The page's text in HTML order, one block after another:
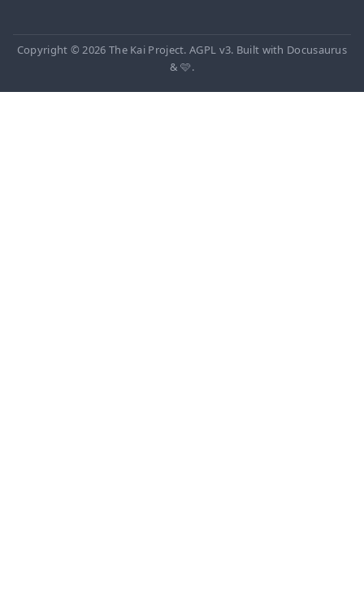
Copyright © 2026 The Kai Project. AGPL v3. Built with Docusaurus
& 🩷.